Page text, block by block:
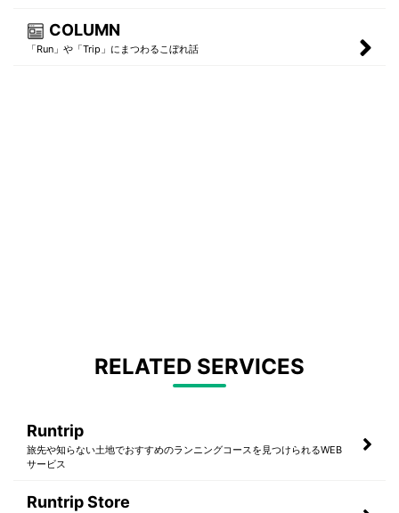
COLUMN
「Run」や「Trip」にまつわるこぼれ話
RELATED SERVICES
Runtrip
旅先や知らない土地でおすすめのランニングコースを見つけられるWEB
サービス
Runtrip Store